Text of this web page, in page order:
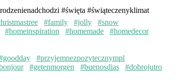
#święta #świąteczenyklimat
#family #jolly
#snow
#homeinspiration #homemade
#homedecor
#przyjemnezpozytecznympl
#getenmorgen #buenosdias
#dobrojutro